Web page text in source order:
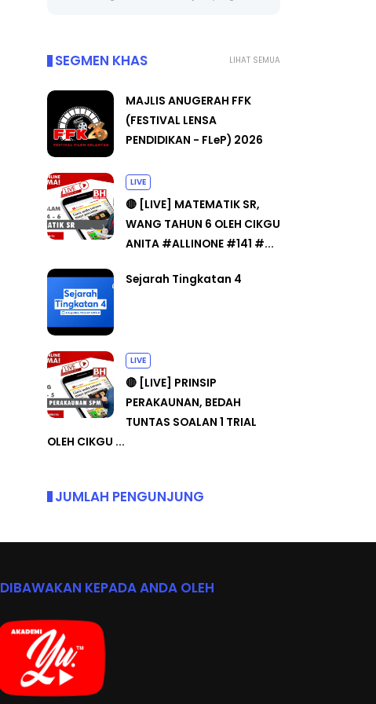
LIHAT SEMUA
SEGMEN KHAS
MAJLIS ANUGERAH FFK
(FESTIVAL LENSA
PENDIDIKAN - FLeP) 2026
LIVE
🔴 [LIVE] MATEMATIK SR,
WANG TAHUN 6 OLEH CIKGU
ANITA #ALLINONE #141 #...
Sejarah Tingkatan 4
LIVE
🔴 [LIVE] PRINSIP
PERAKAUNAN, BEDAH
TUNTAS SOALAN 1 TRIAL
OLEH CIKGU ...
JUMLAH PENGUNJUNG
DIBAWAKAN KEPADA ANDA OLEH